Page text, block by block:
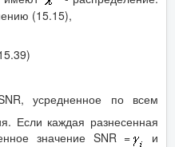
(15.15),
усредненное по всем
Если каждая разнесенная
значение SNR =
и